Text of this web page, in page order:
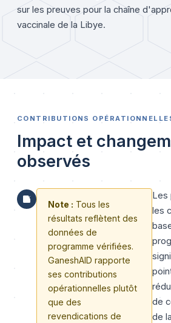
sur les preuves pour la chaîne
vaccinale de la Libye.
CONTRIBUTIONS
Impact et
observés
Note : Tous les
résultats reflètent des
données de
programme vérifiées.
GaneshAID rapporte
ses contributions
opérationnelles plutôt
que des
revendications de
Les
les
de
de